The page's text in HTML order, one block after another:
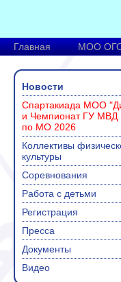
Главная МОО
Новости
Спартакиада МОО
и Чемпионат ГУ МВД
по МО 2026
Коллективы
культуры
Соревнования
Работа с детьми
Регистрация
Пресса
Документы
Видео